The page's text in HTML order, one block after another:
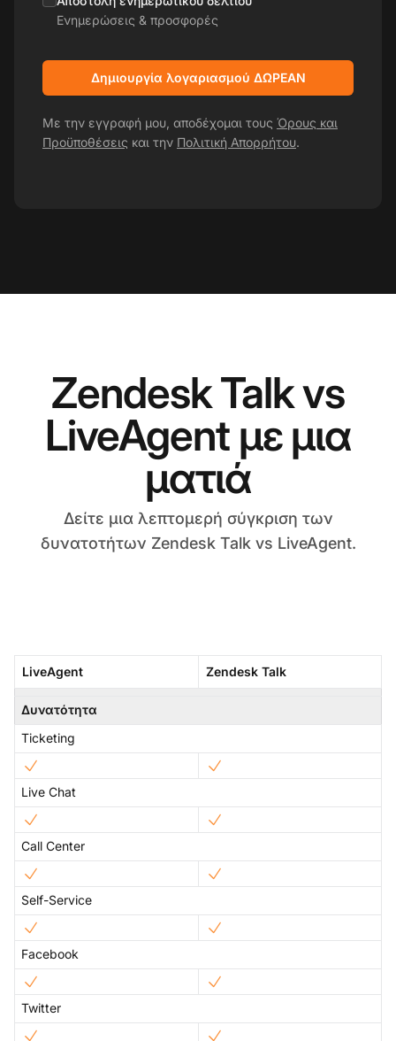
Ενημερώσεις & προσφορές
Δημιουργία λογαριασμού ΔΩΡΕΑΝ
Με την εγγραφή μου, αποδέχομαι τους Όρους και
Προϋποθέσεις και την Πολιτική Απορρήτου.
Zendesk Talk vs
LiveAgent με μια
ματιά
Δείτε μια λεπτομερή σύγκριση των
δυνατοτήτων Zendesk Talk vs LiveAgent.
LiveAgent Zendesk Talk
Δυνατότητα
Ticketing
Live Chat
Call Center
Self-Service
Facebook
Twitter